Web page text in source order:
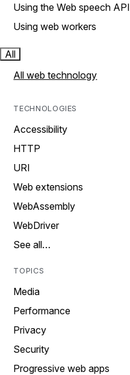
Using the Web speech API
Using web workers
All
All web technology
TECHNOLOGIES
Accessibility
HTTP
URI
Web extensions
WebAssembly
WebDriver
See all…
TOPICS
Media
Performance
Privacy
Security
Progressive web apps